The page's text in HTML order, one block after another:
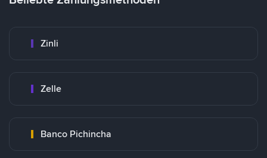
Zinli
Zelle
Banco Pichincha